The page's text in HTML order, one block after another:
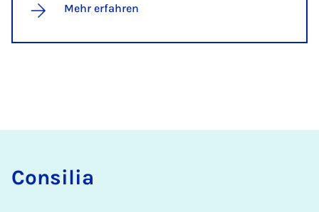
Mehr erfahren
Consilia